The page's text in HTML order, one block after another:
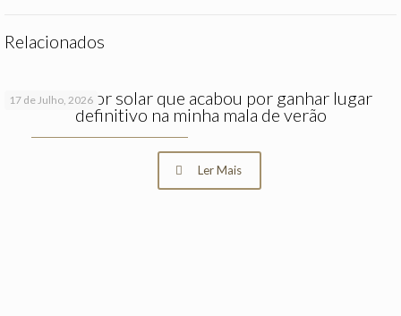
Relacionados
17 de Julho, 2026
O protetor solar que acabou por ganhar lugar
definitivo na minha mala de verão
Ler Mais